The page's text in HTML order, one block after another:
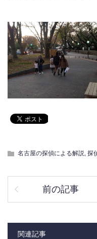
名古屋の探偵による解説, 探
前の記事
関連記事